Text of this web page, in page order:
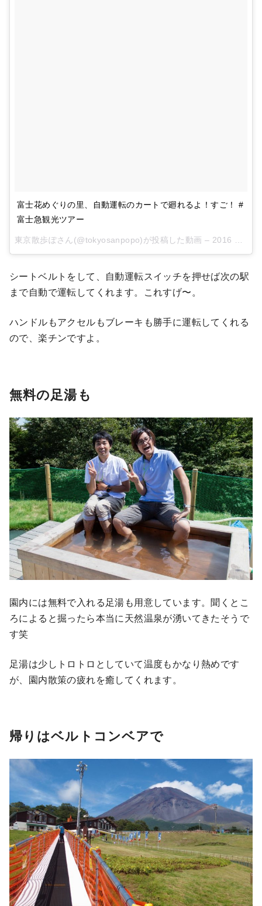
富士花めぐりの里、自動運転のカートで廻れるよ！すご！ #
富士急観光ツアー
東京散歩ぽさん(@tokyosanpopo)が投稿した動画 – 2016 9月 5 8:23午後 PDT
シートベルトをして、自動運転スイッチを押せば次の駅
まで自動で運転してくれます。これすげ〜。
ハンドルもアクセルもブレーキも勝手に運転してくれる
ので、楽チンですよ。
無料の足湯も
園内には無料で入れる足湯も用意しています。聞くとこ
ろによると掘ったら本当に天然温泉が湧いてきたそうで
す笑
足湯は少しトロトロとしていて温度もかなり熱めです
が、園内散策の疲れを癒してくれます。
帰りはベルトコンベアで